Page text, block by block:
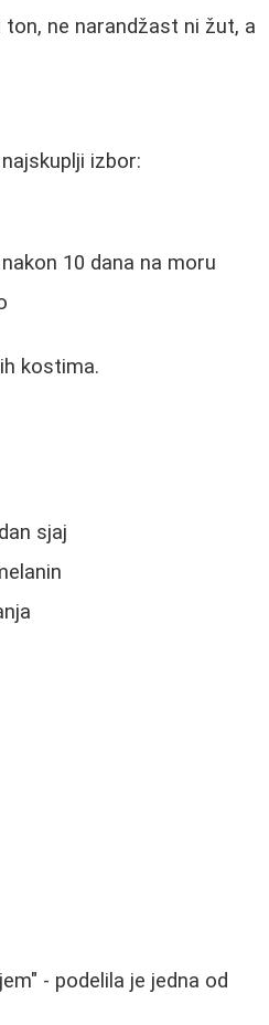
ne narandžast ni žut, a
izbor:
10 dana na moru
kostima.
sjaj
- podelila je jedna od